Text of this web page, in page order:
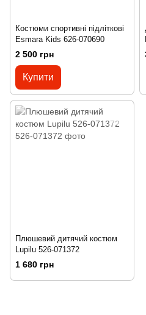
Костюми спортивні підліткові
Esmara Kids 626-070690
2 500 грн
Купити
Плюшевий дитячий костюм
Lupilu 526-071372
1 680 грн